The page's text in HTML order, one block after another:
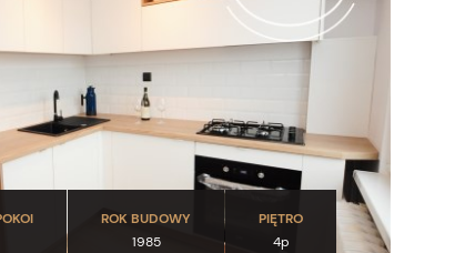
ROK BUDOWY
1985
PIĘTRO
4p